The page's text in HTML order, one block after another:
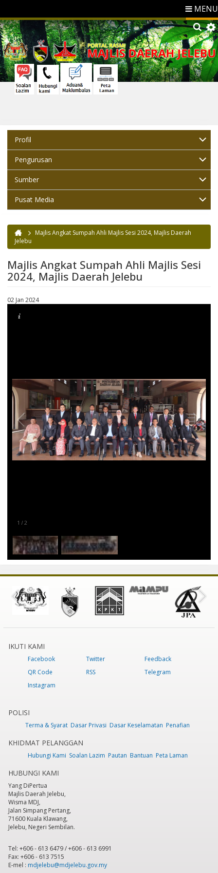
MENU
Profil
Pengurusan
Sumber
Pusat Media
Anda di sini
Majlis Angkat Sumpah Ahli Majlis Sesi 2024, Majlis Daerah
Jelebu
Majlis Angkat Sumpah Ahli Majlis Sesi
2024, Majlis Daerah Jelebu
02 Jan 2024
1 / 2
IKUTI KAMI
Facebook Twitter
Feedback
QR Code
RSS
Telegram
Instagram
POLISI
Terma & Syarat Dasar Privasi Dasar Keselamatan Penafian
KHIDMAT PELANGGAN
Hubungi Kami Soalan Lazim Pautan Bantuan Peta Laman
HUBUNGI KAMI
Yang DiPertua
Majlis Daerah Jelebu,
Wisma MDJ,
Jalan Simpang Pertang,
71600 Kuala Klawang,
Jelebu, Negeri Sembilan.
Tel: +606 - 613 6479 / +606 - 613 6991
Fax: +606 - 613 7515
E-mel : mdjelebu@mdjelebu.gov.my